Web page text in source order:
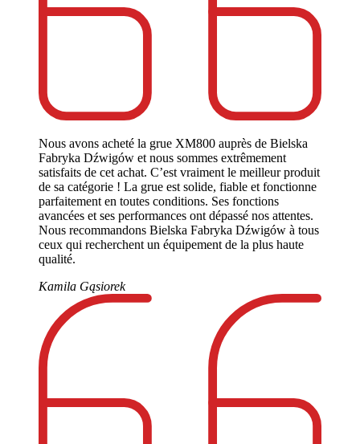
Nous avons acheté la grue XM800 auprès de Bielska
Fabryka Dźwigów et nous sommes extrêmement
satisfaits de cet achat. C’est vraiment le meilleur produit
de sa catégorie ! La grue est solide, fiable et fonctionne
parfaitement en toutes conditions. Ses fonctions
avancées et ses performances ont dépassé nos attentes.
Nous recommandons Bielska Fabryka Dźwigów à tous
ceux qui recherchent un équipement de la plus haute
qualité.
Kamila Gąsiorek